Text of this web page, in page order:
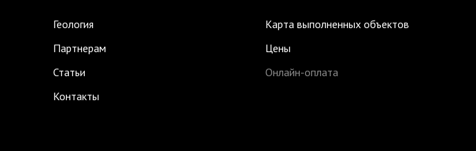
Геология
Партнерам
Статьи
Контакты
Карта выполненных объектов
Цены
Онлайн-оплата